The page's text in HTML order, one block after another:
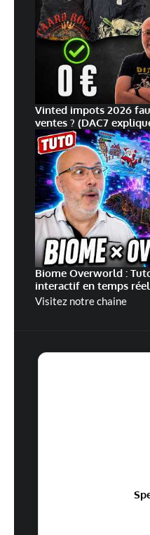
Vinted impots 2026
ventes ? (DAC7
Biome Overworld :
interactif en temps
Visitez notre chaine